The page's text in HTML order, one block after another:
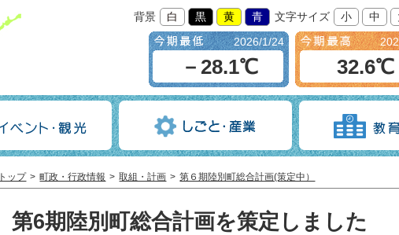
背景 白 黒 黄 青 文字サイズ 小 中
2026/1/24
－28.1℃ 32.6℃
トップ 町政・行政情報 取組・計画 第６期陸別町総合計画(策定中）
第6期陸別町総合計画を策定しました